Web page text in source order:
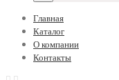
Главная
Каталог
О компании
Контакты